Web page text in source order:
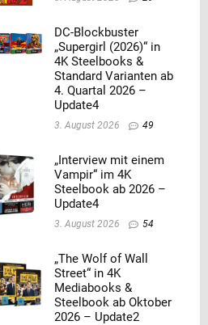
DC-Blockbuster
„Supergirl (2026)“ in
4K Steelbooks &
Standard Varianten ab
4. Quartal 2026 –
Update4
3. August 2026 49
„Interview mit einem
Vampir“ im 4K
Steelbook ab 2026 –
Update4
3. August 2026 54
„The Wolf of Wall
Street“ in 4K
Mediabooks &
Steelbook ab Oktober
2026 – Update2